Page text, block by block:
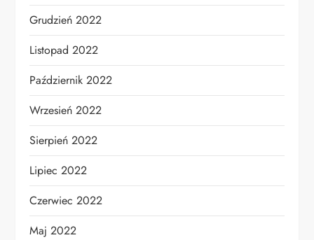
Grudzień 2022
Listopad 2022
Październik 2022
Wrzesień 2022
Sierpień 2022
Lipiec 2022
Czerwiec 2022
Maj 2022